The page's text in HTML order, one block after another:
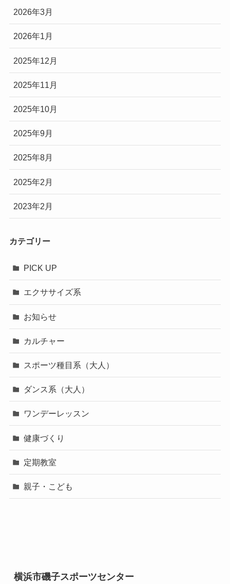
2026年3月
2026年1月
2025年12月
2025年11月
2025年10月
2025年9月
2025年8月
2025年2月
2023年2月
カテゴリー
PICK UP
エクササイズ系
お知らせ
カルチャー
スポーツ種目系（大人）
ダンス系（大人）
ワンデーレッスン
健康づくり
定期教室
親子・こども
横浜市磯子スポーツセンター